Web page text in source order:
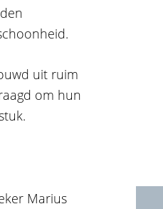
uit ruim
om hun
Marius